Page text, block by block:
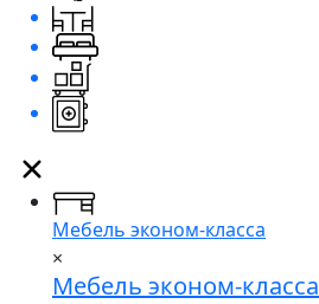
Мебель эконом-класса
×
Мебель эконом-класса